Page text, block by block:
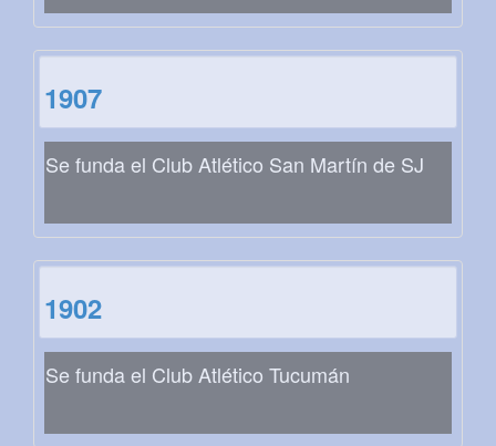
1907
Se funda el Club Atlético San Martín de SJ
1902
Se funda el Club Atlético Tucumán